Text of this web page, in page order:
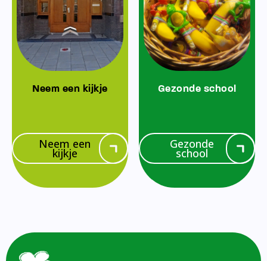
Neem een kijkje
Neem een
kijkje
Gezonde school
Gezonde
school